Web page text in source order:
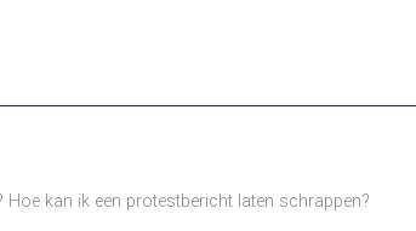
kan ik een protestbericht laten schrappen?